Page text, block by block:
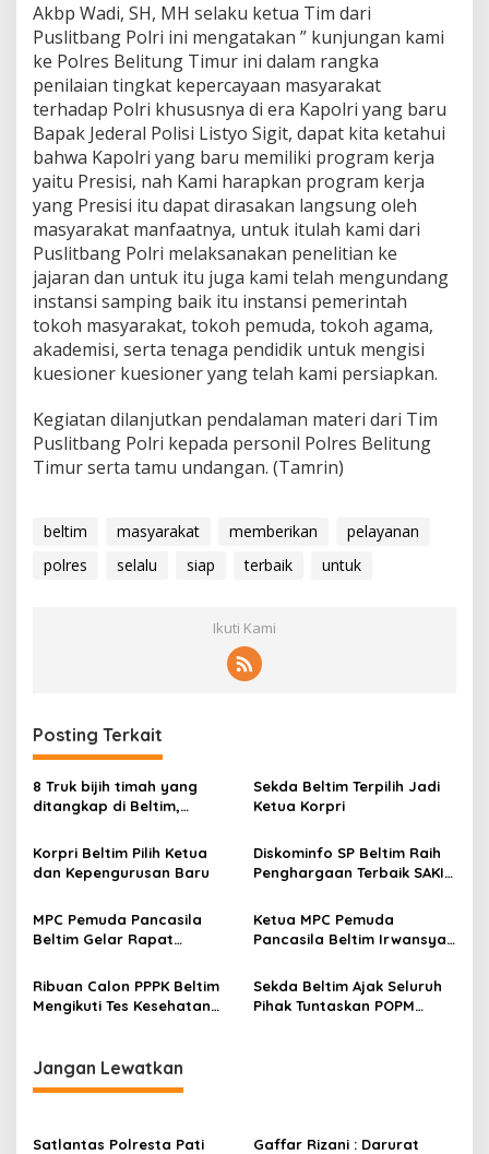
Akbp Wadi, SH, MH selaku ketua Tim dari
Puslitbang Polri ini mengatakan ” kunjungan kami
ke Polres Belitung Timur ini dalam rangka
penilaian tingkat kepercayaan masyarakat
terhadap Polri khususnya di era Kapolri yang baru
Bapak Jederal Polisi Listyo Sigit, dapat kita ketahui
bahwa Kapolri yang baru memiliki program kerja
yaitu Presisi, nah Kami harapkan program kerja
yang Presisi itu dapat dirasakan langsung oleh
masyarakat manfaatnya, untuk itulah kami dari
Puslitbang Polri melaksanakan penelitian ke
jajaran dan untuk itu juga kami telah mengundang
instansi samping baik itu instansi pemerintah
tokoh masyarakat, tokoh pemuda, tokoh agama,
akademisi, serta tenaga pendidik untuk mengisi
kuesioner kuesioner yang telah kami persiapkan.
Kegiatan dilanjutkan pendalaman materi dari Tim
Puslitbang Polri kepada personil Polres Belitung
Timur serta tamu undangan. (Tamrin)
beltim masyarakat memberikan
pelayanan
polres
selalu siap terbaik untuk
Ikuti Kami
Posting Terkait
8 Truk bijih timah yang
ditangkap di Beltim,
Beltim
Sekda Beltim Terpilih Jadi
Ketua Korpri
Korpri Beltim Pilih Ketua
dan Kepengurusan Baru
Diskominfo SP Beltim Raih
Penghargaan Terbaik SAKIP
MPC Pemuda Pancasila
Beltim Gelar Rapat
Pemberdayaan Anggota di
Bidang UMKM
Ketua MPC Pemuda
Pancasila Beltim Irwansyah
TNI Polri Dan Serukan
Perdamaian antar Ormas
Ribuan Calon PPPK Beltim
Mengikuti Tes Kesehatan
Sekda Beltim Ajak Seluruh
Pihak Tuntaskan POPM
Jangan Lewatkan
Satlantas Polresta Pati
Gaffar Rizani : Darurat